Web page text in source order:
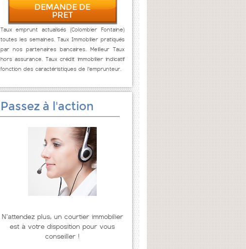
DEMANDE DE
PRET
Taux emprunt actualisés (Colombier Fontaine)
toutes les semaines. Taux Immobilier pratiqués
par nos partenaires bancaires. Meilleur Taux
hors assurance. Taux crédit immobilier indicatif
fonction des caractéristiques de l'emprunteur.
Passez à l'action
N'attendez plus, un courtier immobilier
est à votre disposition pour vous
conseiller !